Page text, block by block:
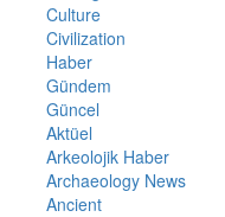
Culture
Civilization
Haber
Gündem
Güncel
Aktüel
Arkeolojik Haber
Archaeology News
Ancient